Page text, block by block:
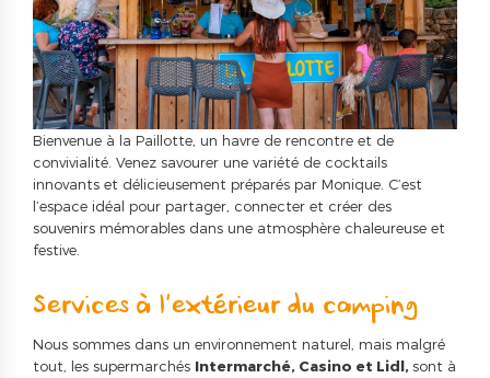
Bienvenue à la Paillotte, un havre de rencontre et de
convivialité. Venez savourer une variété de cocktails
innovants et délicieusement préparés par Monique. C’est
l’espace idéal pour partager, connecter et créer des
souvenirs mémorables dans une atmosphère chaleureuse et
festive.
Services à l’extérieur du camping
Nous sommes dans un environnement naturel, mais malgré
tout, les supermarchés Intermarché, Casino et Lidl,sont à